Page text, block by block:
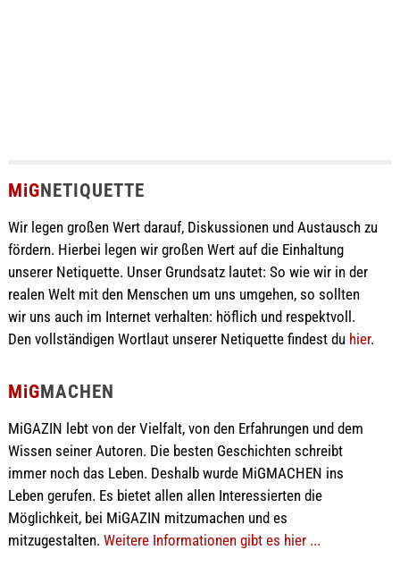
MiGNETIQUETTE
Wir legen großen Wert darauf, Diskussionen und Austausch zu
fördern. Hierbei legen wir großen Wert auf die Einhaltung
unserer Netiquette. Unser Grundsatz lautet: So wie wir in der
realen Welt mit den Menschen um uns umgehen, so sollten
wir uns auch im Internet verhalten: höflich und respektvoll.
Den vollständigen Wortlaut unserer Netiquette findest du hier.
MiGMACHEN
MiGAZIN lebt von der Vielfalt, von den Erfahrungen und dem
Wissen seiner Autoren. Die besten Geschichten schreibt
immer noch das Leben. Deshalb wurde MiGMACHEN ins
Leben gerufen. Es bietet allen allen Interessierten die
Möglichkeit, bei MiGAZIN mitzumachen und es
mitzugestalten. Weitere Informationen gibt es hier ...